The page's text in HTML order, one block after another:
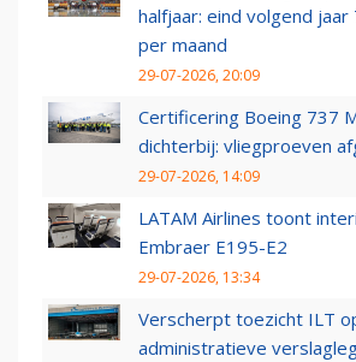
halfjaar: eind volgend jaar
per maand
29-07-2026, 20:09
Certificering Boeing 737
dichterbij: vliegproeven
29-07-2026, 14:09
LATAM Airlines toont
Embraer E195-E2
29-07-2026, 13:34
Verscherpt toezicht ILT
administratieve